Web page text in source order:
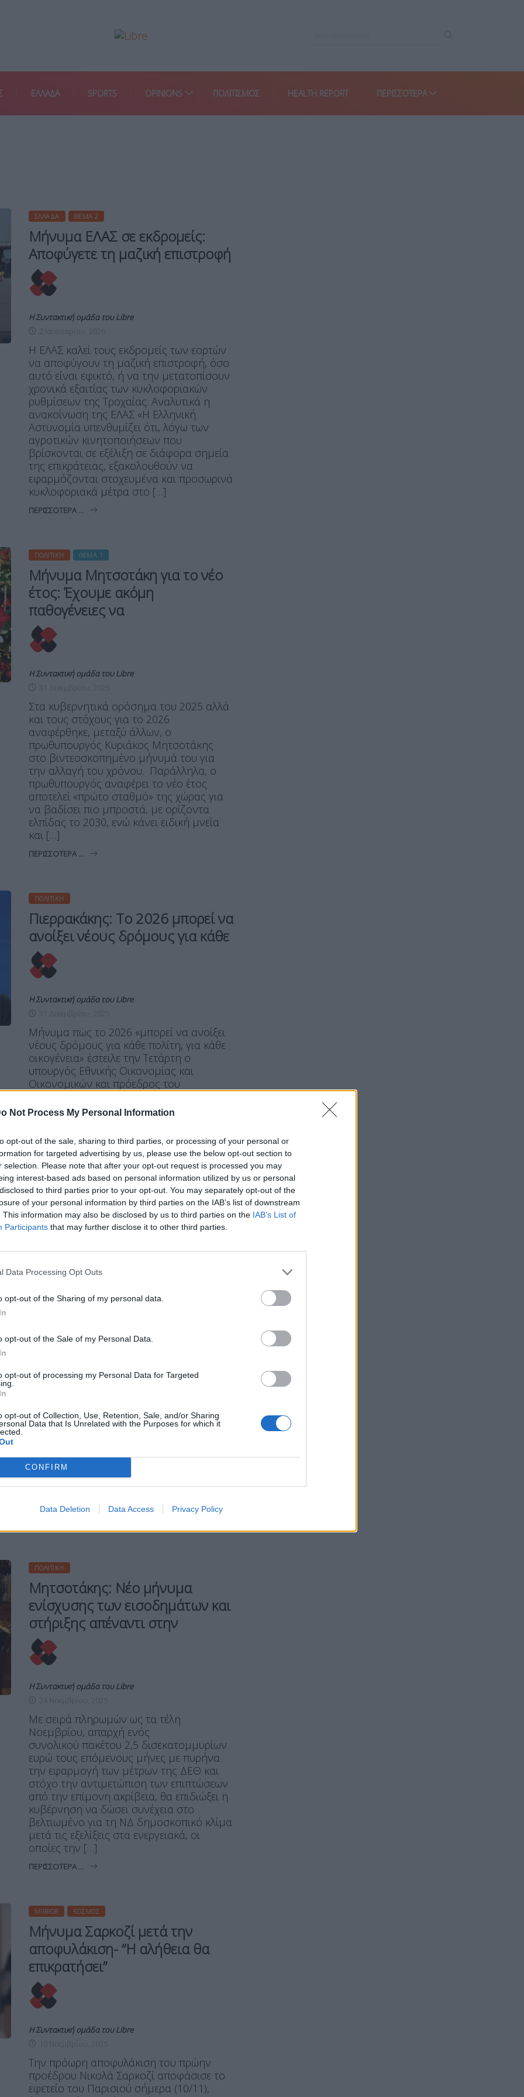
Not Process My Personal Information
opt-out of the sale, sharing to third parties, or processing of your personal or
for targeted advertising by us, please use the below opt-out section to
selection. Please note that after your opt-out request is processed you may
interest-based ads based on personal information utilized by us or personal
to third parties prior to your opt-out. You may separately opt-out of the
of your personal information by third parties on the IAB’s list of downstream
This information may also be disclosed by us to third parties on the IAB’s List of
Participants that may further disclose it to other third parties.
Data Processing Opt Outs
opt-out of the Sharing of my personal data.
opt-out of the Sale of my Personal Data.
opt-out of processing my Personal Data for Targeted
opt-out of Collection, Use, Retention, Sale, and/or Sharing
Data that Is Unrelated with the Purposes for which it
CONFIRM
Data Deletion Data Access Privacy Policy
ΕΛΛΑΔΑ SPORTS OPINIONS ΠΟΛΙΤΙΣΜΟΣ HEALTH REPORT ΠΕΡΙΣΣΌΤΕΡΑ
ΕΛΛΆΔΑ ΘΈΜΑ 2
Μήνυμα ΕΛΑΣ σε εκδρομείς:
Αποφύγετε τη μαζική επιστροφή
Η Συντακτική ομάδα του Libre
Η ΕΛΑΣ καλεί τους εκδρομείς των εορτών
να αποφύγουν τη μαζική επιστροφή, όσο
αυτό είναι εφικτό, ή να την μετατοπίσουν
χρονικά εξαιτίας των κυκλοφοριακών
ρυθμίσεων της Τροχαίας. Αναλυτικά η
ανακοίνωση της ΕΛΑΣ «Η Ελληνική
Αστυνομία υπενθυμίζει ότι, λόγω των
αγροτικών κινητοποιήσεων που
βρίσκονται σε εξέλιξη σε διάφορα σημεία
της επικράτειας, εξακολουθούν να
εφαρμόζονται στοχευμένα και προσωρινά
κυκλοφοριακά μέτρα στο […]
ΠΕΡΙΣΣΌΤΕΡΑ ...
ΠΟΛΙΤΙΚΉ ΘΈΜΑ 1
Μήνυμα Μητσοτάκη για το νέο
έτος: Έχουμε ακόμη
παθογένειες να
Η Συντακτική ομάδα του Libre
Στα κυβερνητικά ορόσημα του 2025 αλλά
και τους στόχους για το 2026
αναφέρθηκε, μεταξύ άλλων, ο
πρωθυπουργός Κυριάκος Μητσοτάκης
στο βιντεοσκοπημένο μήνυμά του για
την αλλαγή του χρόνου. Παράλληλα, ο
πρωθυπουργός αναφέρει το νέο έτος
αποτελεί «πρώτο σταθμό» της χώρας για
να βαδίσει πιο μπροστά, με ορίζοντα
ελπίδας το 2030, ενώ κάνει ειδική μνεία
και […]
ΠΕΡΙΣΣΌΤΕΡΑ ...
ΠΟΛΙΤΙΚΉ
Πιερρακάκης: Το 2026 μπορεί να
ανοίξει νέους δρόμους για κάθε
Η Συντακτική ομάδα του Libre
Μήνυμα πως το 2026 «μπορεί να ανοίξει
νέους δρόμους για κάθε πολίτη, για κάθε
οικογένεια» έστειλε την Τετάρτη ο
υπουργός Εθνικής Οικονομίας και
Οικονομικών και πρόεδρος του
ανάρτηση του στα social media. Κάνοντας
ανασκόπηση των πολιτικών που
ακολουθήσε το ΥΠΕΘΟ και η κυβέρνηση,
ο κ. Πιερρακάκης υποστήριξε πως το
«2025 άφησε […]
ΠΕΡΙΣΣΌΤΕΡΑ ...
HEADLINES ΕΙΔΉΣΕΙΣ ΕΛΛΆΔΑ
Υπερχείλισε ο ποταμός Ενιπέας-
Η Συντακτική ομάδα του Libre
Η κακοκαιρία Byron υποχωρεί σταδιακά
Υπέρεια της περιφερειακής κοινότητας
Λάρισας, καλούνται να μετακινηθούν
μήνυμα που έλαβαν από το 112 αναφέρει:
«Αν βρίσκεστε στον οικισμό της Υπέρειας
της Περιφερειακής Ενότητας Λάρισας,
απομακρυνθείτε προς την πόλη των […]
ΠΟΛΙΤΙΚΉ
Μητσοτάκης: Νέο μήνυμα
ενίσχυσης των εισοδημάτων και
στήριξης απέναντι στην
Η Συντακτική ομάδα του Libre
Με σειρά πληρωμών ως τα τέλη
Νοεμβρίου, απαρχή ενός
συνολικού πακέτου 2,5 δισεκατομμυρίων
ευρώ τους επόμενους μήνες με πυρήνα
την εφαρμογή των μέτρων της ΔΕΘ και
στόχο την αντιμετώπιση των επιπτώσεων
από την επίμονη ακρίβεια, θα επιδιώξει η
κυβέρνηση να δώσει συνέχεια στο
βελτιωμένο για τη ΝΔ δημοσκοπικό κλίμα
μετά τις εξελίξεις στα ενεργειακά, οι
οποίες την […]
ΠΕΡΙΣΣΌΤΕΡΑ ...
MIRROR ΚΌΣΜΟΣ
Μήνυμα Σαρκοζί μετά την
αποφυλάκιση- “Η αλήθεια θα
επικρατήσει”
Η Συντακτική ομάδα του Libre
Την πρόωρη αποφυλάκιση του πρώην
προέδρου Νικολά Σαρκοζί αποφάσισε το
εφετείο του Παρισιού σήμερα (10/11),